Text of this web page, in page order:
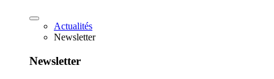
Actualités
Newsletter
Newsletter